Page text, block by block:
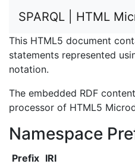
SPARQL | HTML
This HTML5 document
statements represented
notation.
The embedded RDF
processor of HTML5
Namespace
Prefix IRI